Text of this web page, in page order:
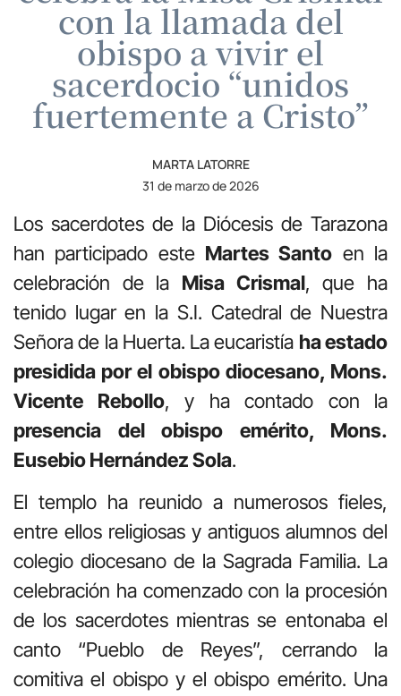
con la llamada del
obispo a vivir el
sacerdocio “unidos
fuertemente a Cristo”
MARTA LATORRE
31 de marzo de 2026
Los sacerdotes de la Diócesis de Tarazona
han participado este Martes Santo en la
celebración de la Misa Crismal, que ha
tenido lugar en la S.I. Catedral de Nuestra
Señora de la Huerta. La eucaristía ha estado
presidida por el obispo diocesano, Mons.
Vicente Rebollo, y ha contado con la
presencia del obispo emérito, Mons.
Eusebio Hernández Sola.
El templo ha reunido a numerosos fieles,
entre ellos religiosas y antiguos alumnos del
colegio diocesano de la Sagrada Familia. La
celebración ha comenzado con la procesión
de los sacerdotes mientras se entonaba el
canto “Pueblo de Reyes”, cerrando la
comitiva el obispo y el obispo emérito. Una